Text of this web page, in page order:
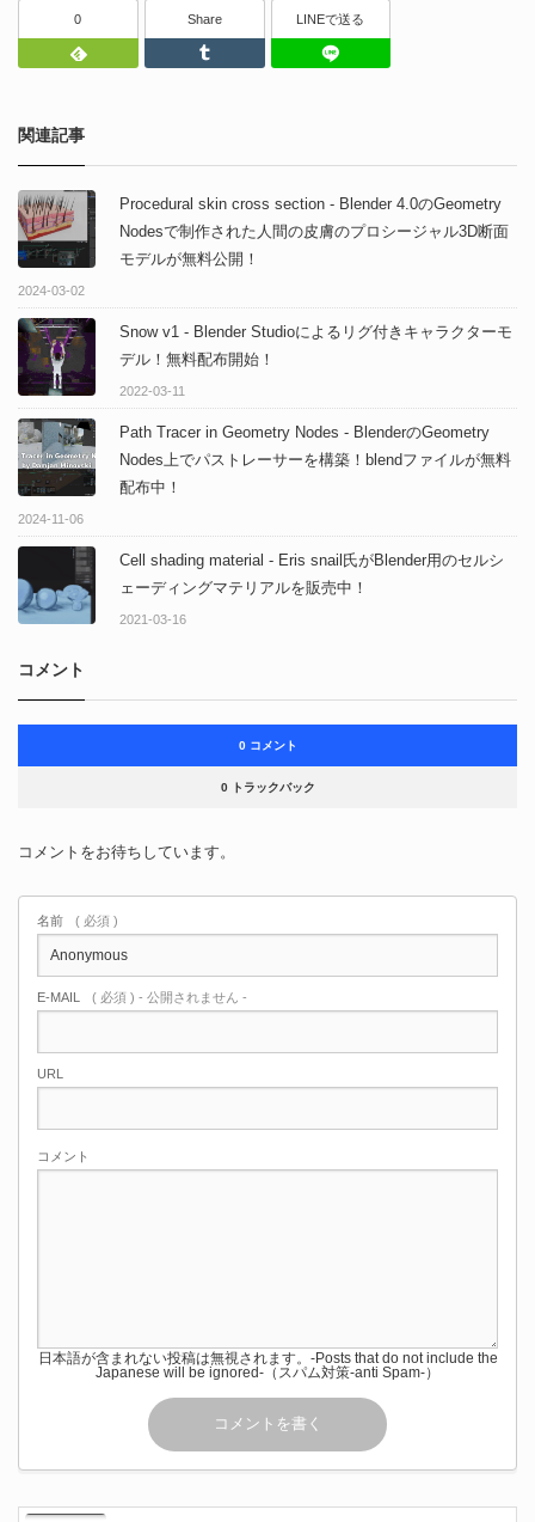
0
Feedly
Share
Tumblr
LINEで送る
関連記事
Procedural skin cross section - Blender 4.0のGeometry
Nodesで制作された人間の皮膚のプロシージャル3D断面
モデルが無料公開！
2024-03-02
Snow v1 - Blender Studioによるリグ付きキャラクターモ
デル！無料配布開始！
2022-03-11
Path Tracer in Geometry Nodes - BlenderのGeometry
Nodes上でパストレーサーを構築！blendファイルが無料
配布中！
2024-11-06
Cell shading material - Eris snail氏がBlender用のセルシ
ェーディングマテリアルを販売中！
2021-03-16
コメント
0 コメント
0 トラックバック
コメントをお待ちしています。
名前 ( 必須 )
E-MAIL ( 必須 ) - 公開されません -
URL
コメント
日本語が含まれない投稿は無視されます。-Posts that do not include the
Japanese will be ignored-（スパム対策-anti Spam-）